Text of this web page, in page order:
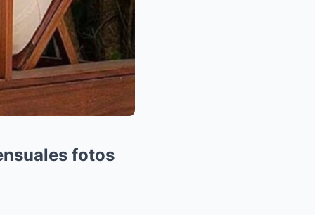
fotos